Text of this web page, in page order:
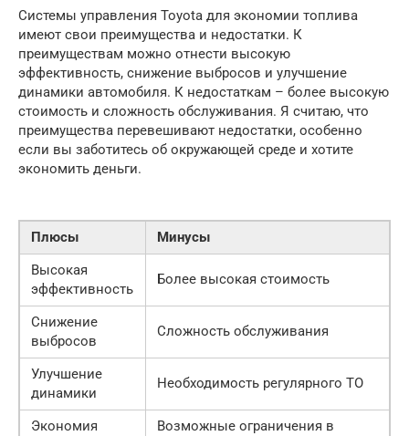
Системы управления Toyota для экономии топлива
имеют свои преимущества и недостатки. К
преимуществам можно отнести высокую
эффективность, снижение выбросов и улучшение
динамики автомобиля. К недостаткам – более высокую
стоимость и сложность обслуживания. Я считаю, что
преимущества перевешивают недостатки, особенно
если вы заботитесь об окружающей среде и хотите
экономить деньги.
Плюсы
Минусы
Высокая
эффективность
Более высокая стоимость
Снижение
выбросов
Сложность обслуживания
Улучшение
динамики
Необходимость регулярного ТО
Экономия
Возможные ограничения в